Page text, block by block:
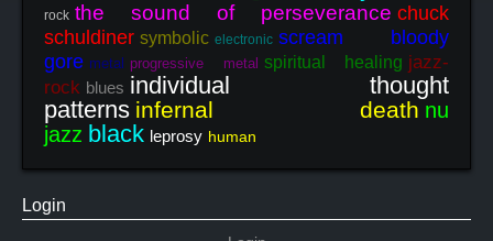
rock the sound of perseverance chuck
schuldiner symbolic electronic scream bloody
gore metal progressive metal spiritual healing jazz-
rock blues individual thought
patterns infernal death nu
jazz black leprosy human
Login